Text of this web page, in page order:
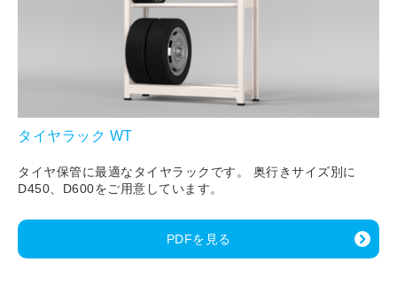
タイヤラック WT
タイヤ保管に最適なタイヤラックです。 奥行きサイズ別に
D450、D600をご用意しています。
PDFを見る